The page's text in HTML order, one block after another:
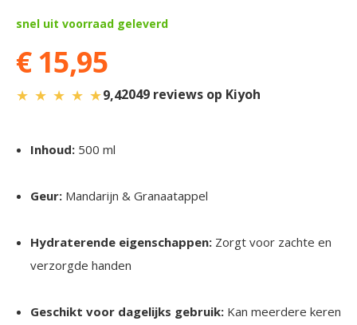
snel uit voorraad geleverd
€ 15,95
★ ★ ★ ★ ★9,42049 reviews op Kiyoh
Inhoud: 500 ml
Geur: Mandarijn & Granaatappel
Hydraterende eigenschappen: Zorgt voor zachte en
verzorgde handen
Geschikt voor dagelijks gebruik: Kan meerdere keren